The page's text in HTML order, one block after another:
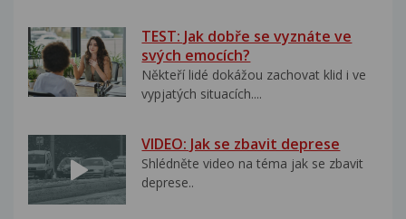
TEST: Jak dobře se vyznáte ve
svých emocích?
Někteří lidé dokážou zachovat klid i ve
vypjatých situacích....
VIDEO: Jak se zbavit deprese
Shlédněte video na téma jak se zbavit
deprese..